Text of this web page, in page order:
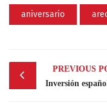
aniversario
Post
navigation
PREVIOUS